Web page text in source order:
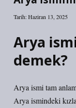
Tarih: Haziran 13, 2025
Arya
demek?
Arya ismi tam
Arya ismindeki